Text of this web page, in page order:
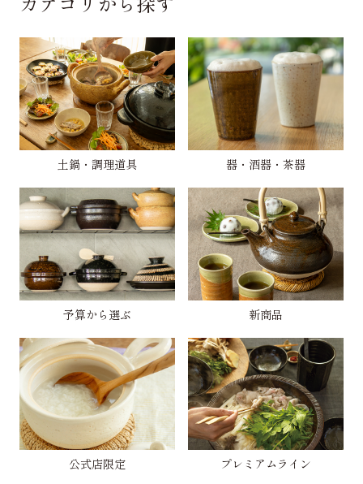
土鍋・調理道具 器・酒器・茶器
予算から選ぶ 新商品
公式店限定 プレミアムライン